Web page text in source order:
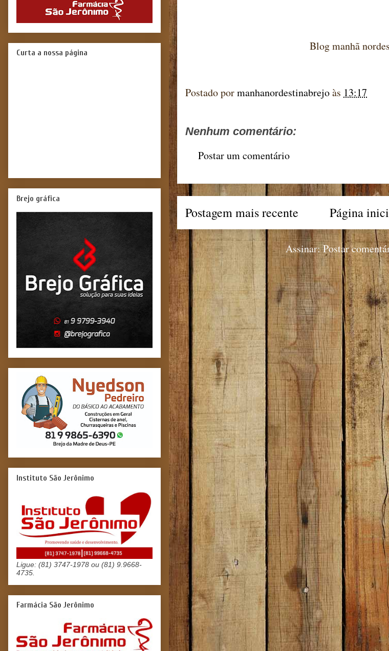
Blog manhã
Postado pormanhanordestinabrejoàs 13:17
Nenhum comentário:
Postar um comentário
Postagem mais recente Página
Assinar:Postar
Curta a nossa página
Brejo gráfica
Instituto São Jerônimo
Ligue: (81) 3747-1978 ou (81) 9.9668-
4735.
Farmácia São Jerônimo